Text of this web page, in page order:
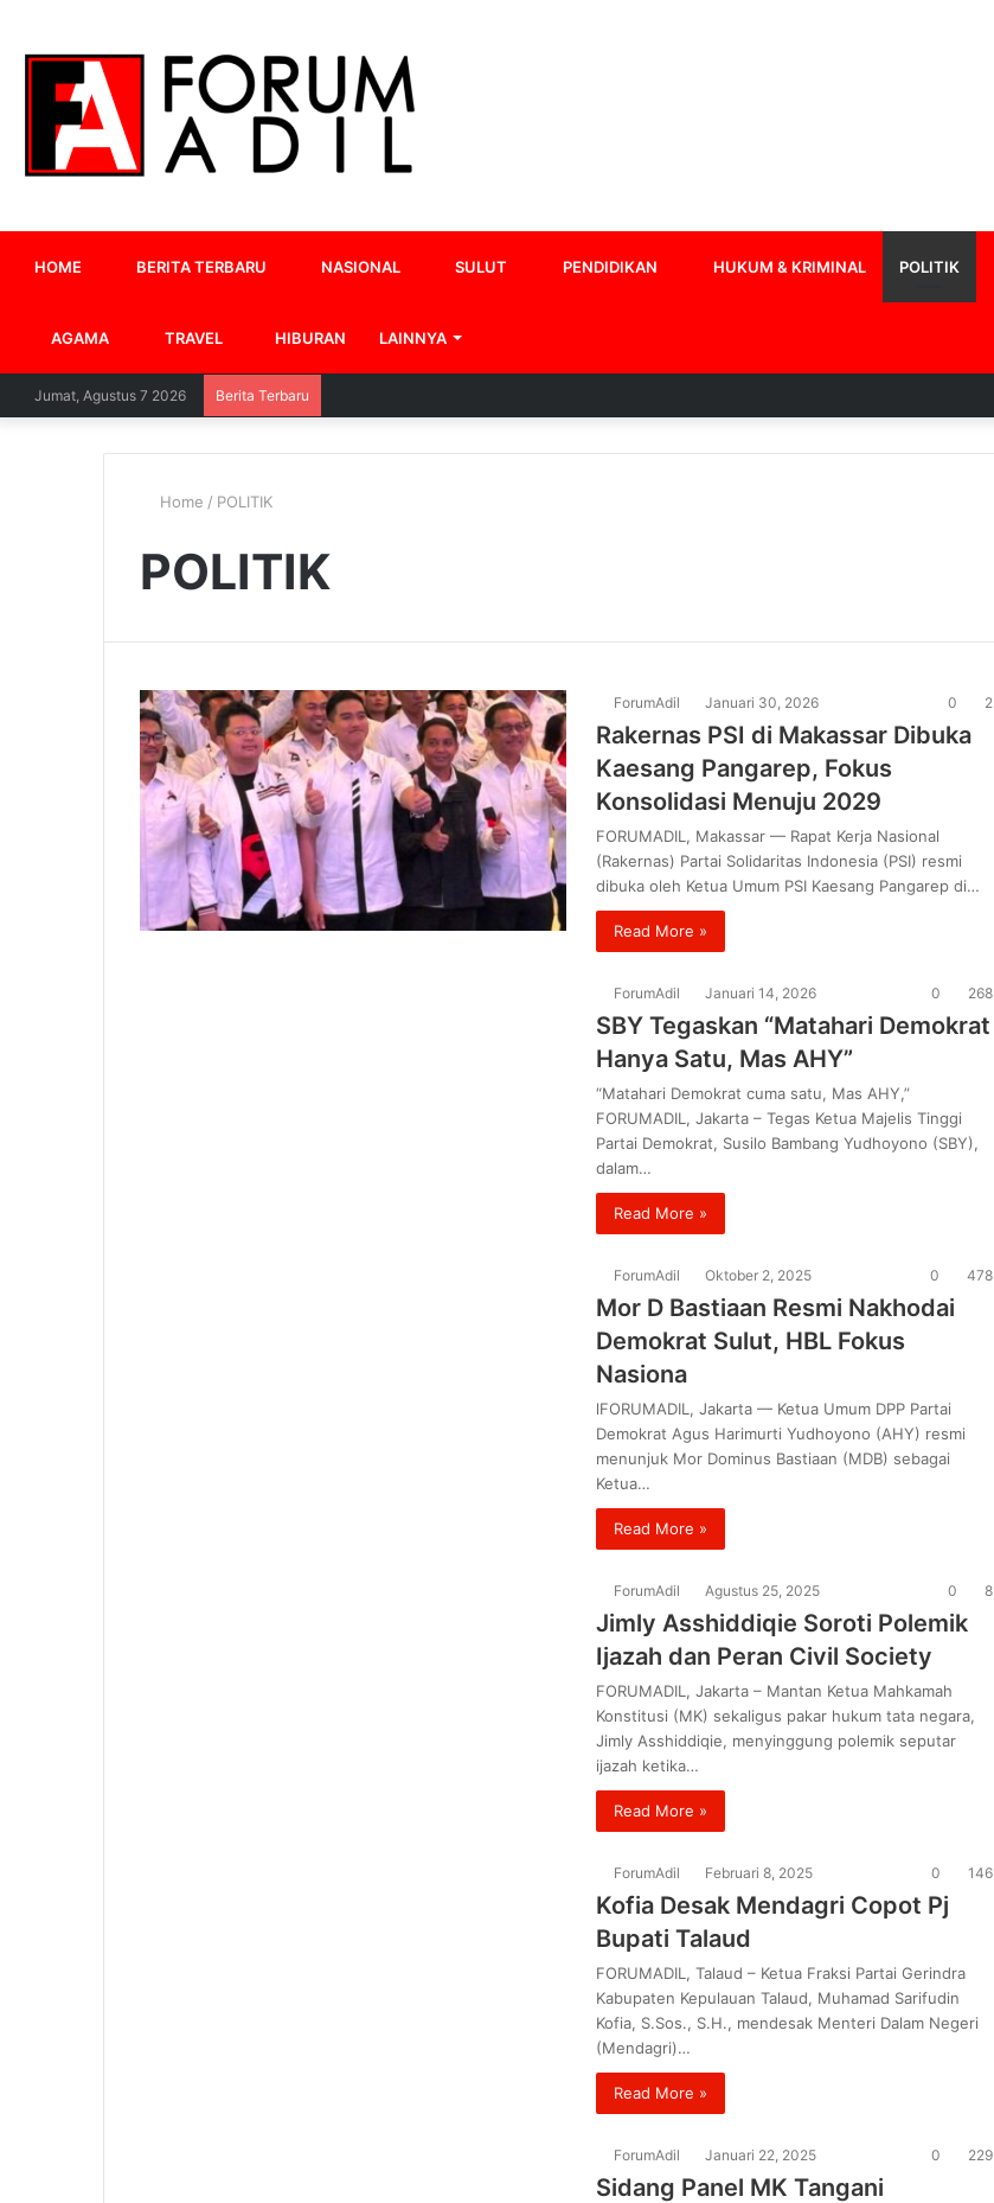
HOME BERITA TERBARU NASIONAL SULUT PENDIDIKAN HUKUM & KRIMINAL POLITIK
AGAMA TRAVEL HIBURAN LAINNYA
Jumat, Agustus 7 2026 Berita Terbaru
Home / POLITIK
POLITIK
ForumAdil Januari 30, 2026 0 2
Rakernas PSI di Makassar Dibuka
Kaesang Pangarep, Fokus
Konsolidasi Menuju 2029
FORUMADIL, Makassar — Rapat Kerja Nasional
(Rakernas) Partai Solidaritas Indonesia (PSI) resmi
dibuka oleh Ketua Umum PSI Kaesang Pangarep di…
Read More »
ForumAdil Januari 14, 2026 0 268
SBY Tegaskan “Matahari Demokrat
Hanya Satu, Mas AHY”
“Matahari Demokrat cuma satu, Mas AHY,”
FORUMADIL, Jakarta – Tegas Ketua Majelis Tinggi
Partai Demokrat, Susilo Bambang Yudhoyono (SBY),
dalam…
Read More »
ForumAdil Oktober 2, 2025 0 478
Mor D Bastiaan Resmi Nakhodai
Demokrat Sulut, HBL Fokus
Nasiona
lFORUMADIL, Jakarta — Ketua Umum DPP Partai
Demokrat Agus Harimurti Yudhoyono (AHY) resmi
menunjuk Mor Dominus Bastiaan (MDB) sebagai
Ketua…
Read More »
ForumAdil Agustus 25, 2025 0 8
Jimly Asshiddiqie Soroti Polemik
Ijazah dan Peran Civil Society
FORUMADIL, Jakarta – Mantan Ketua Mahkamah
Konstitusi (MK) sekaligus pakar hukum tata negara,
Jimly Asshiddiqie, menyinggung polemik seputar
ijazah ketika…
Read More »
ForumAdil Februari 8, 2025 0 146
Kofia Desak Mendagri Copot Pj
Bupati Talaud
FORUMADIL, Talaud – Ketua Fraksi Partai Gerindra
Kabupaten Kepulauan Talaud, Muhamad Sarifudin
Kofia, S.Sos., S.H., mendesak Menteri Dalam Negeri
(Mendagri)…
Read More »
ForumAdil Januari 22, 2025 0 229
Sidang Panel MK Tangani